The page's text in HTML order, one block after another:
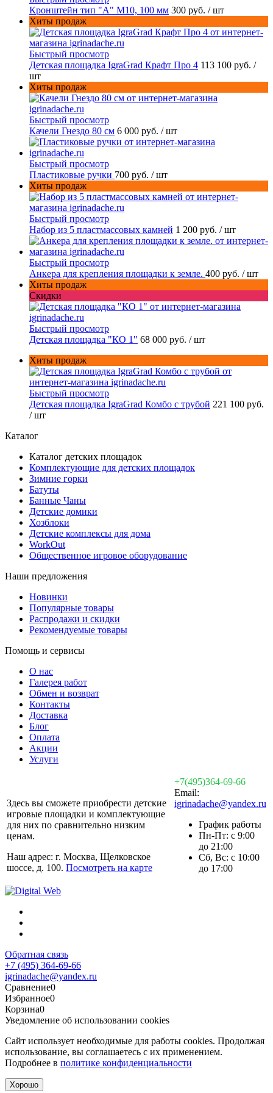
Кронштейн тип "A" M10, 100 мм 300 руб. / шт
Хиты продаж
Быстрый просмотр
Детская площадка IgraGrad Крафт Про 4 113 100 руб. /
шт
Хиты продаж
Быстрый просмотр
Качели Гнездо 80 см 6 000 руб. / шт
Быстрый просмотр
Пластиковые ручки 700 руб. / шт
Хиты продаж
Быстрый просмотр
Набор из 5 пластмассовых камней 1 200 руб. / шт
Быстрый просмотр
Анкера для крепления площадки к земле. 400 руб. / шт
Хиты продаж
Скидки
Быстрый просмотр
Детская площадка "КО 1" 68 000 руб. / шт
Хиты продаж
Быстрый просмотр
Детская площадка IgraGrad Комбо с трубой 221 100 руб.
/ шт
Каталог
Каталог детских площадок
Комплектующие для детских площадок
Зимние горки
Батуты
Банные Чаны
Детские домики
Хозблоки
Детские комплексы для дома
WorkOut
Общественное игровое оборудование
Наши предложения
Новинки
Популярные товары
Распродажи и скидки
Рекомендуемые товары
Помощь и сервисы
О нас
Галерея работ
Обмен и возврат
Контакты
Доставка
Блог
Оплата
Акции
Услуги
Здесь вы сможете приобрести детские
игровые площадки и комплектующие
для них по сравнительно низким
ценам.
Наш адрес: г. Москва, Щелковское
шоссе, д. 100. Посмотреть на карте
+7(495)364-69-66
Email:
igrinadache@yandex.ru
График работы
Пн-Пт: с 9:00
до 21:00
Сб, Вс: с 10:00
до 17:00
Обратная связь
+7 (495) 364-69-66
igrinadache@yandex.ru
Сравнение0
Избранное0
Корзина0
Уведомление об использовании cookies
Сайт использует необходимые для работы cookies. Продолжая
использование, вы соглашаетесь с их применением.
Подробнее в политике конфиденциальности
Хорошо